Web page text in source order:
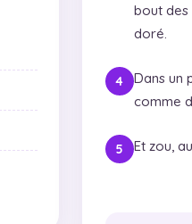
bout des
doré.
Dans un
comme
Et zou,